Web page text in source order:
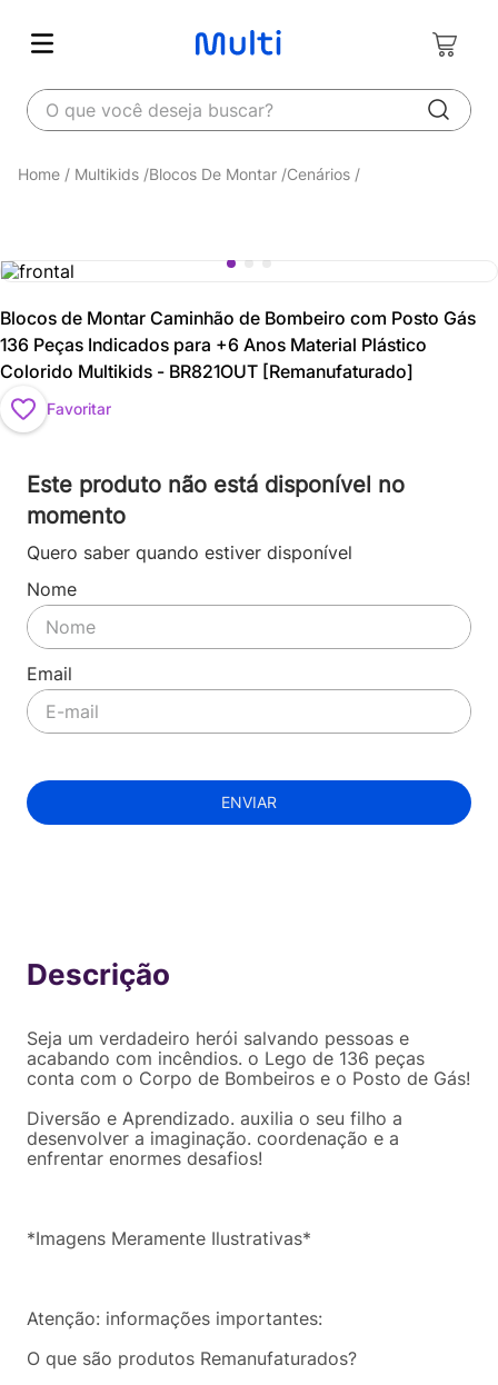
O que você deseja buscar?
Multikids Blocos De Montar Cenários
Blocos de Montar Caminhão de Bombeiro com Posto Gás
136 Peças Indicados para +6 Anos Material Plástico
Colorido Multikids - BR821OUT [Remanufaturado]
Favoritar
Este produto não está disponível no
momento
Quero saber quando estiver disponível
ENVIAR
Seja um verdadeiro herói salvando pessoas e
acabando com incêndios. o Lego de 136 peças
conta com o Corpo de Bombeiros e o Posto de Gás!
Diversão e Aprendizado. auxilia o seu filho a
desenvolver a imaginação. coordenação e a
enfrentar enormes desafios!
*Imagens Meramente Ilustrativas*
Atenção: informações importantes:
O que são produtos Remanufaturados?